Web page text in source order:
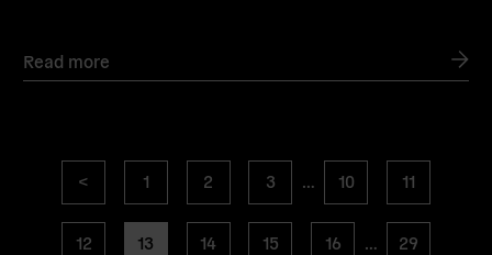
Read more
Posts
navigation
< Previous
page
page
1 page
2 page
3 … page
10 page
11
page
12 page
13 page
14 page
15 page
16 … page
29